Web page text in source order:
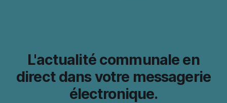
L'actualité communale en
direct dans votre messagerie
électronique.